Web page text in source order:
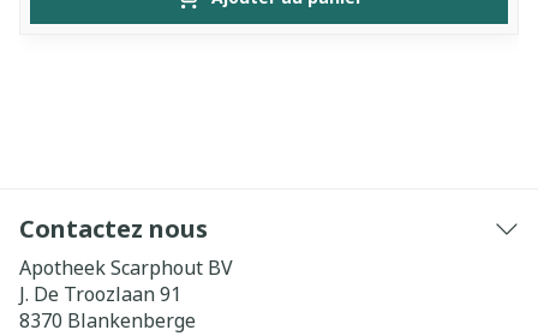
Contactez nous
Apotheek Scarphout BV
J. De Troozlaan 91
8370 Blankenberge